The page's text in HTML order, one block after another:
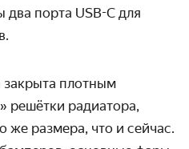
порта USB-C для
плотным
решётки радиатора,
же размера, что и сейчас.